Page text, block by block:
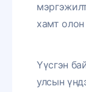
хамт
Үүсгэн
улсын